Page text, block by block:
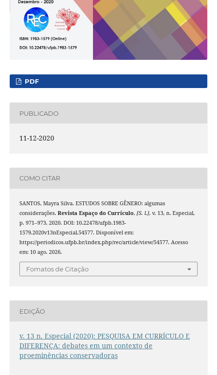
PDF
PUBLICADO
11-12-2020
COMO CITAR
SANTOS, Mayra Silva. ESTUDOS SOBRE GÊNERO: algumas
considerações. Revista Espaço do Currículo, [S. l.], v. 13, n. Especial,
p. 971–973, 2020. DOI: 10.22478/ufpb.1983-
1579.2020v13nEspecial.54577. Disponível em:
https://periodicos.ufpb.br/index.php/rec/article/view/54577. Acesso
em: 10 ago. 2026.
Fomatos de Citação
EDIÇÃO
v. 13 n. Especial (2020): PESQUISA EM CURRÍCULO E
DIFERENÇA: debates em um contexto de
proeminências conservadoras